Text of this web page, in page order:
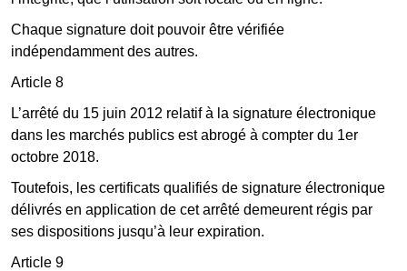
Chaque signature doit pouvoir être vérifiée
indépendamment des autres.
Article 8
L’arrêté du 15 juin 2012 relatif à la signature électronique
dans les marchés publics est abrogé à compter du 1er
octobre 2018.
Toutefois, les certificats qualifiés de signature électronique
délivrés en application de cet arrêté demeurent régis par
ses dispositions jusqu’à leur expiration.
Article 9